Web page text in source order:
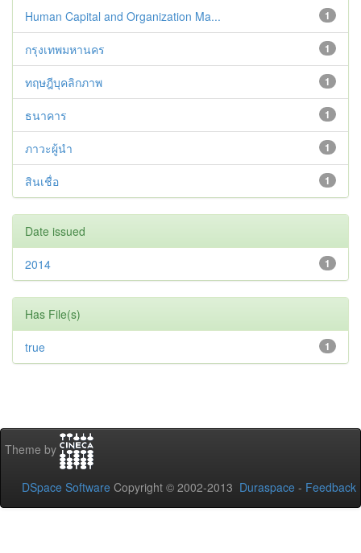
1
Human Capital and Organization Ma...
1
กรุงเทพมหานคร
1
ทฤษฎีบุคลิกภาพ
1
ธนาคาร
1
ภาวะผู้นำ
1
สินเชื่อ
Date issued
1
2014
Has File(s)
1
true
Theme by
DSpace Software Copyright © 2002-2013 Duraspace - Feedback